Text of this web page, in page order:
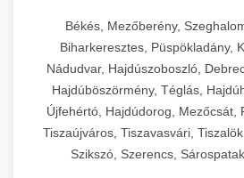
Békés, Mezőberény,
Biharkeresztes, Püspökladány,
Nádudvar, Hajdúszoboszló,
Hajdúböszörmény, Téglás,
Újfehértó, Hajdúdorog, Mezőcsát,
Tiszaújváros, Tiszavasvári,
Szikszó, Szerencs,